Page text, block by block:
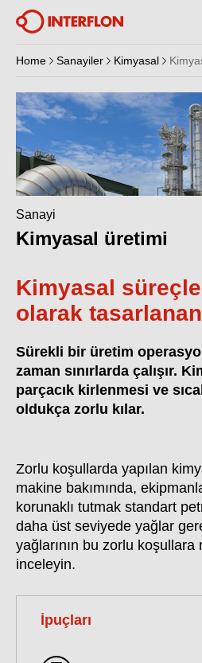
Home Sanayiler Kimyasal
Sanayi
Kimyasal üretimi
Kimyasal
olarak
Sürekli bir üretim
zaman sınırlarda çalışır.
parçacık kirlenmesi ve
oldukça zorlu kılar.
Zorlu koşullarda yapılan
makine bakımında,
korunaklı tutmak standart
daha üst seviyede yağlar
yağlarının bu zorlu koşullara
inceleyin.
İpuçları